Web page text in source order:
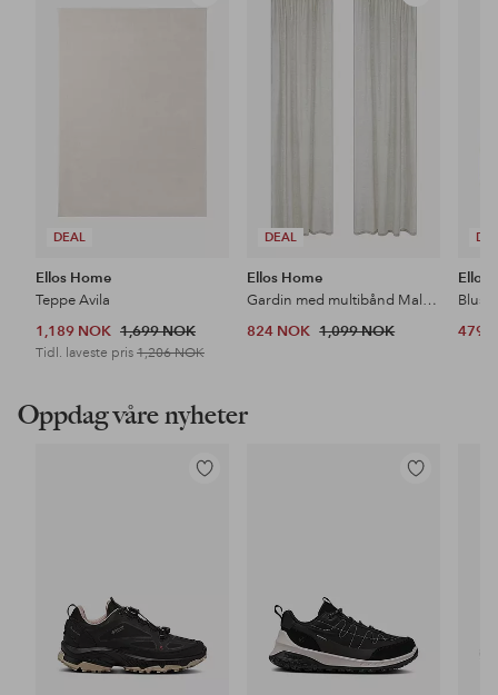
DEAL
Ellos Home
Teppe Avila
1,189 NOK 1,699 NOK
Tidl. laveste pris 1,206 NOK
DEAL
Ellos Home
Gardin med multibånd Malva 2-pk i 100% lin
824 NOK 1,099 NOK
Ellos
479
Oppdag våre nyheter
Legg
Legg